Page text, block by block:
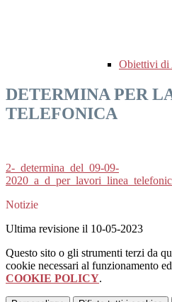
Obiettivi di
DETERMINA PER
TELEFONICA
2-_determina_del_09-09-
Notizie
Ultima revisione il 10-05-2023
Questo sito o gli strumenti terzi da
cookie necessari al funzionamento
COOKIE POLICY.